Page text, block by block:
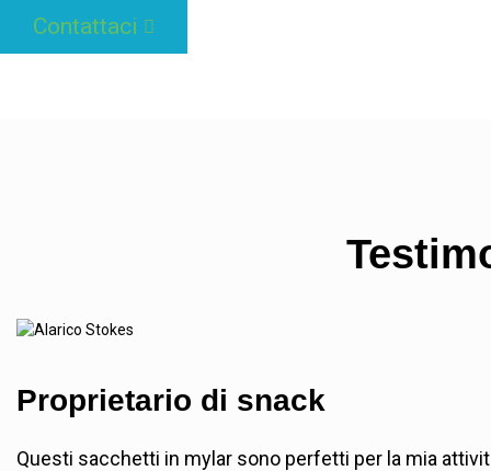
Contattaci
Proprietario di snack
Questi sacchetti in mylar sono perfetti per la mia